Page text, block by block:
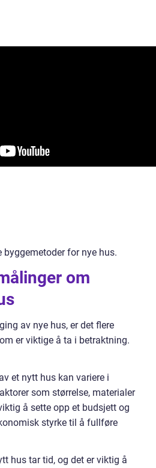
for nye hus.
om
av nye hus, er det flere
er viktige å ta i betraktning.
et nytt hus kan variere i
som størrelse, materialer
å sette opp et budsjett og
styrke til å fullføre
hus tar tid, og det er viktig å